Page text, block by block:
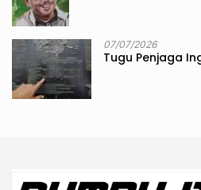
07/07/2026
Tugu Penjaga